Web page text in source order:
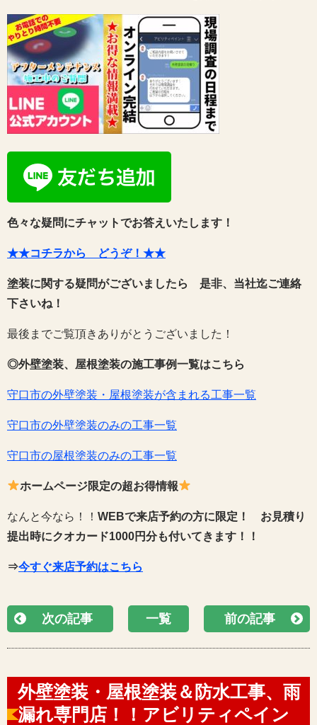
色々な疑問にチャットでお答えいたします！
★★コチラから どうぞ！★★
塗装に関する疑問がございましたら 是非、当社迄ご連絡
下さいね！
最後までご覧頂きありがとうございました！
◎外壁塗装、屋根塗装の施工事例一覧はこちら
守口市の外壁塗装・屋根塗装が含まれる工事一覧
守口市の外壁塗装のみの工事一覧
守口市の屋根塗装のみの工事一覧
ホームページ限定の超お得情報
なんと今なら！！ WEBで来店予約の方に限定！
お見積り
提出時にクオカード1000円分も付いてきます！！
⇒今すぐ来店予約はこちら
次の記事 一覧 前の記事
外壁塗装・屋根塗装＆防水工事、雨
漏れ専門店！！アビリティペイン